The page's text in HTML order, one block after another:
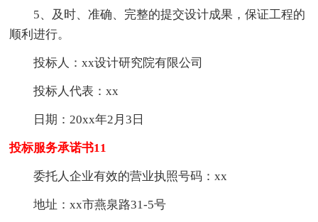
5、及时、准确、完整的提交设计成果，保证工程的
顺利进行。
投标人：xx设计研究院有限公司
投标人代表：xx
日期：20xx年2月3日
投标服务承诺书11
委托人企业有效的营业执照号码：xx
地址：xx市燕泉路31-5号